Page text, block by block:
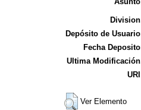
Depósito de
Fecha
Ultima
Ver Elemento